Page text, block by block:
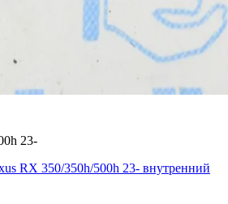
23-
RX 350/350h/500h 23- внутренний